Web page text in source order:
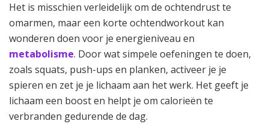
Het is misschien verleidelijk om de ochtendrust te
omarmen, maar een korte ochtendworkout kan
wonderen doen voor je energieniveau en
metabolisme. Door wat simpele oefeningen te doen,
zoals squats, push-ups en planken, activeer je je
spieren en zet je je lichaam aan het werk. Het geeft je
lichaam een boost en helpt je om calorieën te
verbranden gedurende de dag.